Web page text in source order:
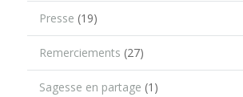
Presse (19)
Remerciements (27)
Sagesse en partage (1)